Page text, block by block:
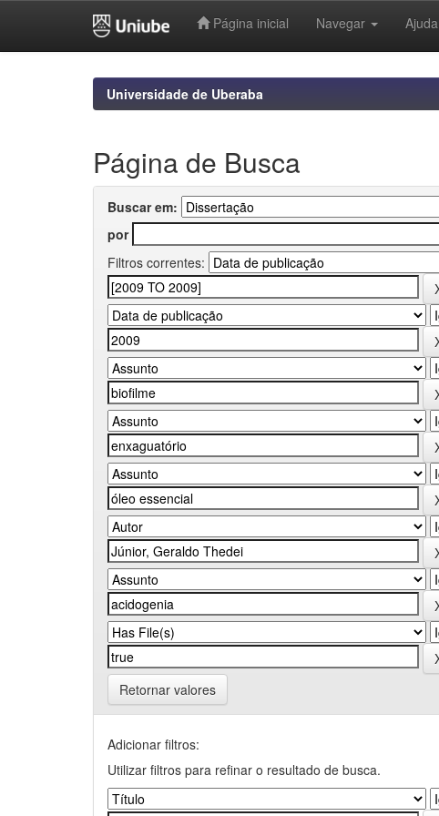
Página inicial Navegar Ajuda
Universidade de Uberaba
Página de Busca
Buscar em:
por
Filtros correntes:
Retornar valores
Adicionar filtros:
Utilizar filtros para refinar o resultado de busca.